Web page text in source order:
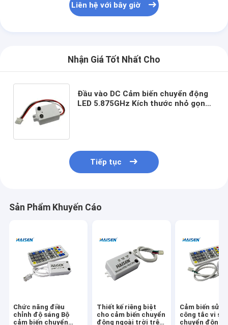
Liên hệ với bây giờ
Nhận Giá Tốt Nhất Cho
Đầu vào DC Cảm biến chuyển động
LED 5.875GHz Kích thước nhỏ gọn
Tiếp tục
Sản Phẩm Khuyến Cáo
Chức năng điều
chỉnh độ sáng Bộ
cảm biến chuyển
Thiết kế riêng biệt
cho cảm biến chuyển
động ngoài trời trên
Cảm biến sử
công tắc vi
chuyển động